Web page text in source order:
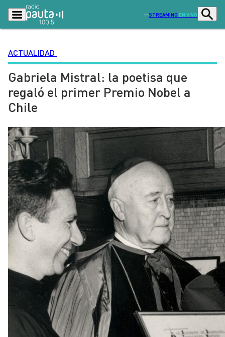
STREAMING EN VIVO
Podcasts Programas
Lo Último Actualidad
Ciudad
Radio en vivo Sostenibilidad
Tendencias Deportes
Entretención y Cultura Opinión
Dato en Pauta Señal 2
Contenido Patrocinado
ACTUALIDAD
Gabriela Mistral: la poetisa que
regaló el primer Premio Nobel a
Chile